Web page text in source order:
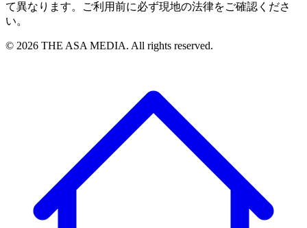
て異なります。ご利用前に必ず現地の法律をご確認くださ
い。
© 2026 THE ASA MEDIA. All rights reserved.